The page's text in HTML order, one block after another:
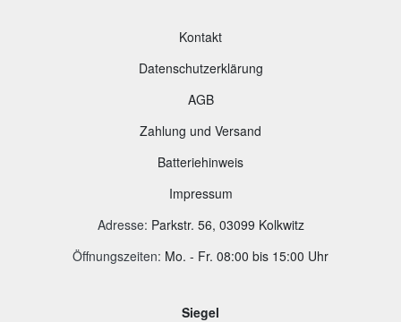
Kontakt
Datenschutzerklärung
AGB
Zahlung und Versand
Batteriehinweis
Impressum
Adresse: Parkstr. 56, 03099 Kolkwitz
Öffnungszeiten: Mo. - Fr. 08:00 bis 15:00 Uhr
Siegel